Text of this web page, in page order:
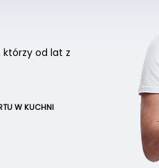
od lat z
W KUCHNI